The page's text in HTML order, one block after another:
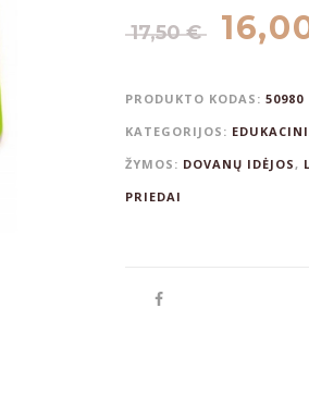
17,50€
PRODUKTO KODAS: 50980
KATEGORIJOS:
ŽYMOS: DOVANŲ IDĖJOS,
PRIEDAI